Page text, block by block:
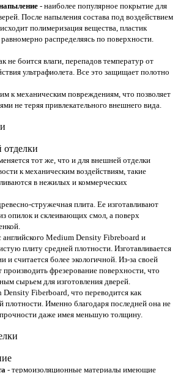
- наиболее популярное покрытие для
После напыления состава под воздействием
полимеризация вещества, пластик
распределяясь по поверхности.
не боится влаги, перепадов температур от
ультрафиолета. Все это защищает полотно
к механическим повреждениям, что позволяет
не теряя привлекательного внешнего вида.
отделки
тот же, что и для внешней отделки
к механическим воздействиям, такие
в нежилых и коммерческих
стружечная плита. Ее изготавливают
опилок и склеивающих смол, а поверх
английского Medium Density Fibreboard и
плиту средней плотности. Изготавливается
и считается более экологичной. Из-за своей
фрезерование поверхности, что
сырьем для изготовления дверей.
Density Fiberboard, что переводится как
плотности. Именно благодаря последней она не
даже имея меньшую толщину.
- термоизоляционные материалы имеющие